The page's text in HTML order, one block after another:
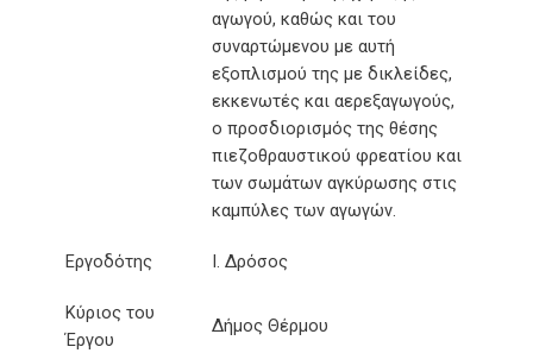
αγωγού, καθώς και του
συναρτώμενου με αυτή
εξοπλισμού της με δικλείδες,
εκκενωτές και αερεξαγωγούς,
ο προσδιορισμός της θέσης
πιεζοθραυστικού φρεατίου και
των σωμάτων αγκύρωσης στις
καμπύλες των αγωγών.
Εργοδότης Ι. Δρόσος
Κύριος του
Έργου
Δήμος Θέρμου